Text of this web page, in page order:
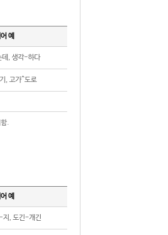
예
, 생각-하다
, 고가^도로
함.
예
, 도긴-개긴